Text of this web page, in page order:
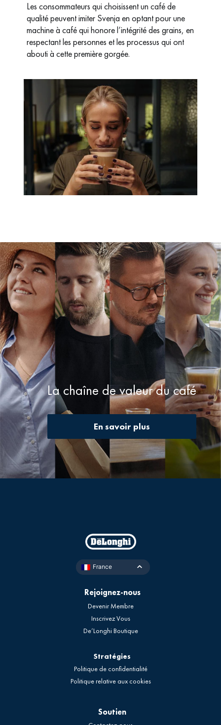
Les consommateurs qui choisissent un café de
qualité peuvent imiter Svenja en optant pour une
machine à café qui honore l’intégrité des grains, en
respectant les personnes et les processus qui ont
abouti à cette première gorgée.
La chaîne de valeur du café
En savoir plus
France
Rejoignez-nous
Devenir Membre
Inscrivez Vous
De’Longhi Boutique
Stratégies
Politique de confidentialité
Politique relative aux cookies
Soutien